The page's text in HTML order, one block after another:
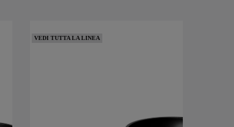
VEDI TUTTA LA LINEA